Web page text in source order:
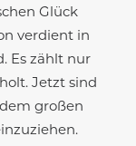
Glück
verdient in
Es zählt nur
Jetzt sind
großen